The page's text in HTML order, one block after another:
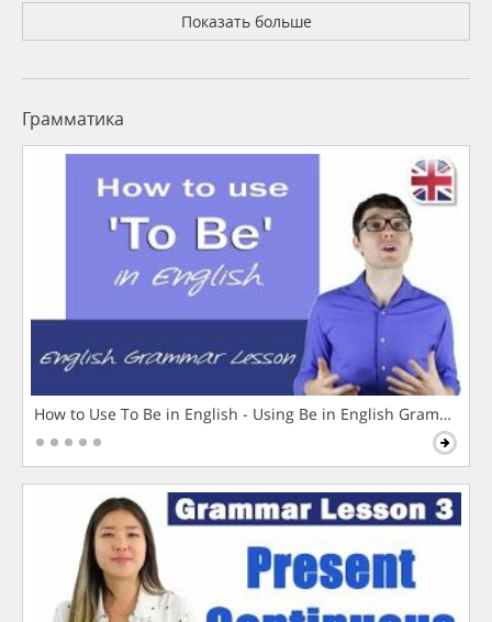
Показать больше
Грамматика
How to Use To Be in English - Using Be in English Grammar